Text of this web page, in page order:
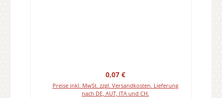
Regulärer Preis:
0,07 €
Preise inkl. MwSt. zzgl. Versandkosten. Lieferung
nach DE, AUT, ITA und CH.